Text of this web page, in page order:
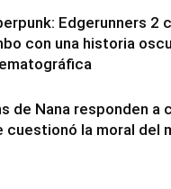
Edgerunners 2
con una historia
de Nana responden a
cuestionó la moral del